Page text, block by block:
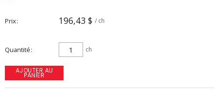
Prix 196,43 $ / ch
Quantité ch
AJOUTER AU
PANIER